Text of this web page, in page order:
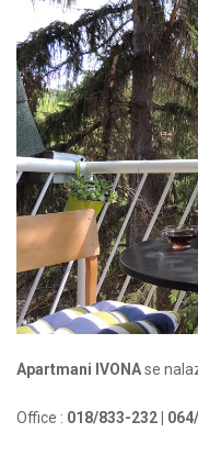
Apartmani IVONAse
Office : 018/833-232 |